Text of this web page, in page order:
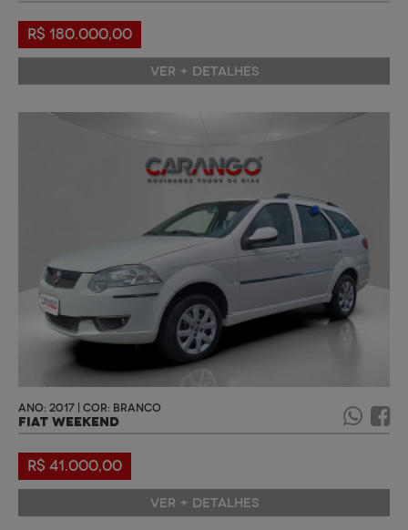
R$ 180.000,00
VER + DETALHES
ANO: 2017 | COR: BRANCO
FIAT WEEKEND
R$ 41.000,00
VER + DETALHES